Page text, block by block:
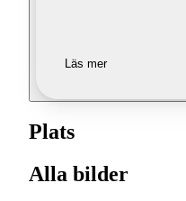
Läs mer
Plats
Alla bilder